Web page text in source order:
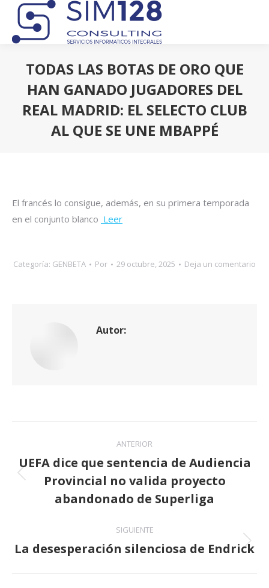
TODAS LAS BOTAS DE ORO QUE
HAN GANADO JUGADORES DEL
REAL MADRID: EL SELECTO CLUB
AL QUE SE UNE MBAPPÉ
El francés lo consigue, además, en su primera temporada
en el conjunto blanco Leer
Categoría: GENBETA Por 29 octubre, 2025 Deja un comentario
Autor:
Navegación
entre
publicaciones
ANTERIOR
Publicación
anterior:
UEFA dice que sentencia de Audiencia
Provincial no valida proyecto
abandonado de Superliga
SIGUIENTE
Publicación
La desesperación silenciosa de Endrick